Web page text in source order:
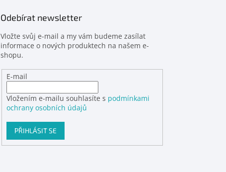
Odebírat newsletter
Vložte svůj e-mail a my vám budeme zasílat
informace o nových produktech na našem e-
shopu.
E-mail
Vložením e-mailu souhlasíte s podmínkami
ochrany osobních údajů
PŘIHLÁSIT SE